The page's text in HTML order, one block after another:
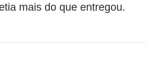
mais do que entregou.